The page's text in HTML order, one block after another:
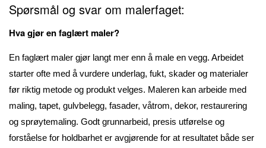
Spørsmål og svar om malerfaget:
Hva gjør en faglært maler?
En faglært maler gjør langt mer enn å male en vegg. Arbeidet
starter ofte med å vurdere underlag, fukt, skader og materialer
før riktig metode og produkt velges. Maleren kan arbeide med
maling, tapet, gulvbelegg, fasader, våtrom, dekor, restaurering
og sprøytemaling. Godt grunnarbeid, presis utførelse og
forståelse for holdbarhet er avgjørende for at resultatet både ser